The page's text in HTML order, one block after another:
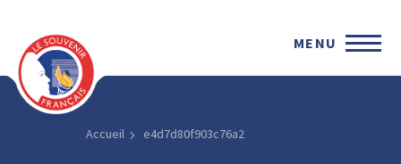
MENU
Accueil e4d7d80f903c76a2